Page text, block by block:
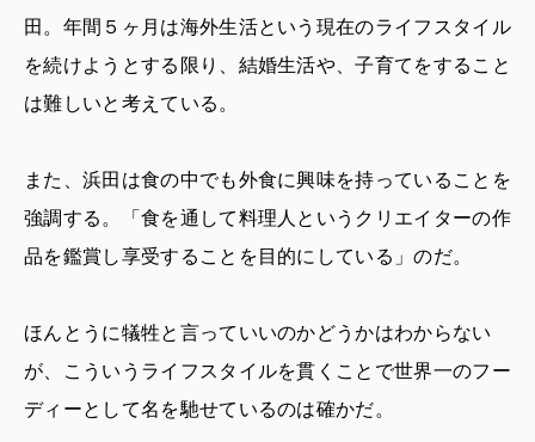
田。年間５ヶ月は海外生活という現在のライフスタイル
を続けようとする限り、結婚生活や、子育てをすること
は難しいと考えている。
また、浜田は食の中でも外食に興味を持っていることを
強調する。「食を通して料理人というクリエイターの作
品を鑑賞し享受することを目的にしている」のだ。
ほんとうに犠牲と言っていいのかどうかはわからない
が、こういうライフスタイルを貫くことで世界一のフー
ディーとして名を馳せているのは確かだ。